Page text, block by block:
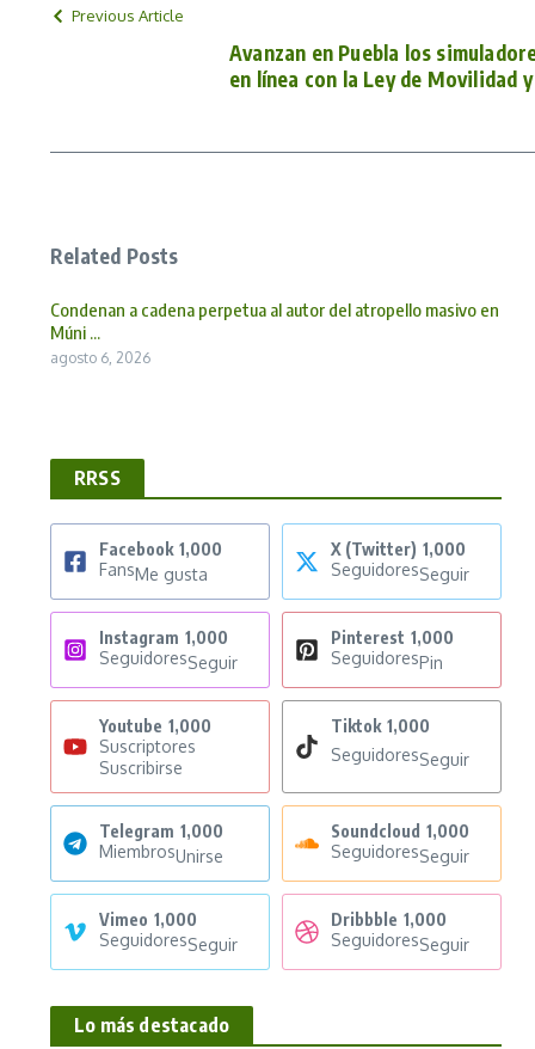
Previous Article
Avanzan en Puebla los
en línea con la Ley de Movilidad
Related Posts
Condenan a cadena perpetua al autor del atropello masivo en
Múni ...
agosto 6, 2026
RRSS
Facebook 1,000
FansMe gusta
X (Twitter) 1,000
SeguidoresSeguir
Instagram 1,000
SeguidoresSeguir
Pinterest 1,000
SeguidoresPin
Youtube 1,000
Suscriptores
Suscribirse
Tiktok 1,000
SeguidoresSeguir
Telegram 1,000
MiembrosUnirse
Soundcloud 1,000
SeguidoresSeguir
Vimeo 1,000
SeguidoresSeguir
Dribbble 1,000
SeguidoresSeguir
Lo más destacado